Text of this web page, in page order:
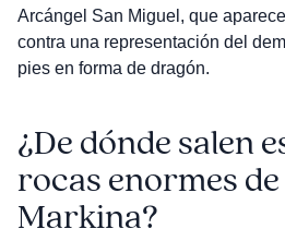
Arcángel San Miguel, que
contra una representación del
pies en forma de dragón.
¿De dónde salen
rocas enormes
Markina?